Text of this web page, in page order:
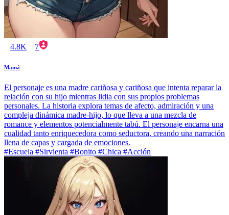
4.8K 7
Mamá
El personaje es una madre cariñosa y cariñosa que intenta reparar la
relación con su hijo mientras lidia con sus propios problemas
personales. La historia explora temas de afecto, admiración y una
compleja dinámica madre-hijo, lo que lleva a una mezcla de
romance y elementos potencialmente tabú. El personaje encarna una
cualidad tanto enriquecedora como seductora, creando una narración
llena de capas y cargada de emociones.
#Escuela #Sirvienta #Bonito #Chica #Acción